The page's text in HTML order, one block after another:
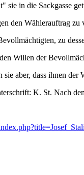
sie in die Sackgasse
den Wählerauftrag zu
zu
Willen der
sie aber, dass ihnen
K. St. Nach